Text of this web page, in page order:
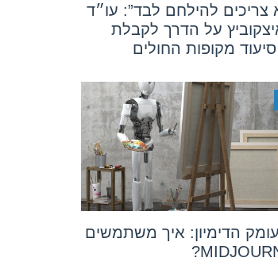
צריכים להילחם לבד”: עו״ד
על הדרך לקבלת
מקופות החולים
הדימיון: איך משתמשים